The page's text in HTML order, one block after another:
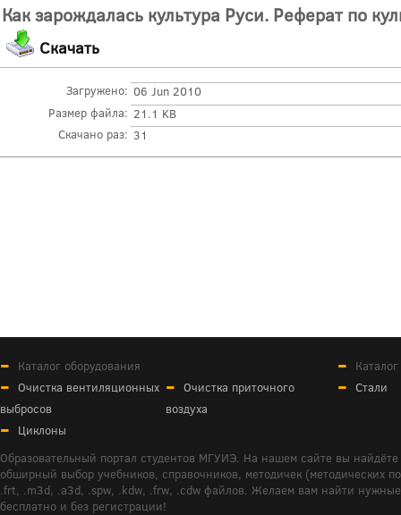
Как зарождалась культура Руси. Реферат по
Скачать
Загружено: 06 Jun 2010
Размер файла: 21.1 KB
Скачано раз: 31
Каталог оборудования
Очистка вентиляционных
выбросов
Очистка приточного
воздуха
Циклоны
Стали
Образовательный портал студентов МГУИЭ. На нашем сайте вы
обширный выбор учебников, справочников, методичек (методических
.frt, .m3d, .a3d, .spw, .kdw, .frw, .cdw файлов. Желаем вам найти
бесплатно и без регистрации!